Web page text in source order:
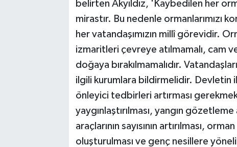
belirten Akyıldız, 'Kaybedilen her
mirastır. Bu nedenle ormanlarımızı
her vatandaşımızın millî görevidir.
izmaritleri çevreye atılmamalı, cam
doğaya bırakılmamalıdır.
ilgili kurumlara bildirmelidir. Devletin
önleyici tedbirleri artırması
yaygınlaştırılması, yangın
araçlarının sayısının artırılması,
oluşturulması ve genç nesillere